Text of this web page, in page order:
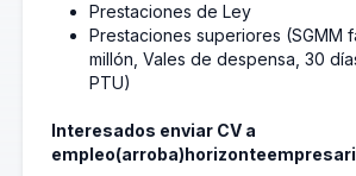
Prestaciones de Ley
Prestaciones superiores (SGMM
millón, Vales de despensa, 30
PTU)
Interesados enviar CV a